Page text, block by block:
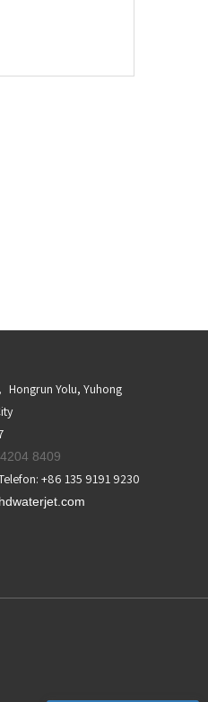
Hongrun Yolu, Yuhong
8409
+86 135 9191 9230